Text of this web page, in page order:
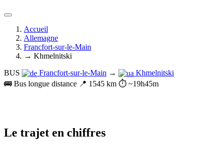
Accueil
Allemagne
Francfort-sur-le-Main
→ Khmelnitski
BUS
Francfort-sur-le-Main →
Khmelnitski
🚌 Bus longue distance 📍 1545 km ⏱️ ~19h45m
Le trajet en chiffres